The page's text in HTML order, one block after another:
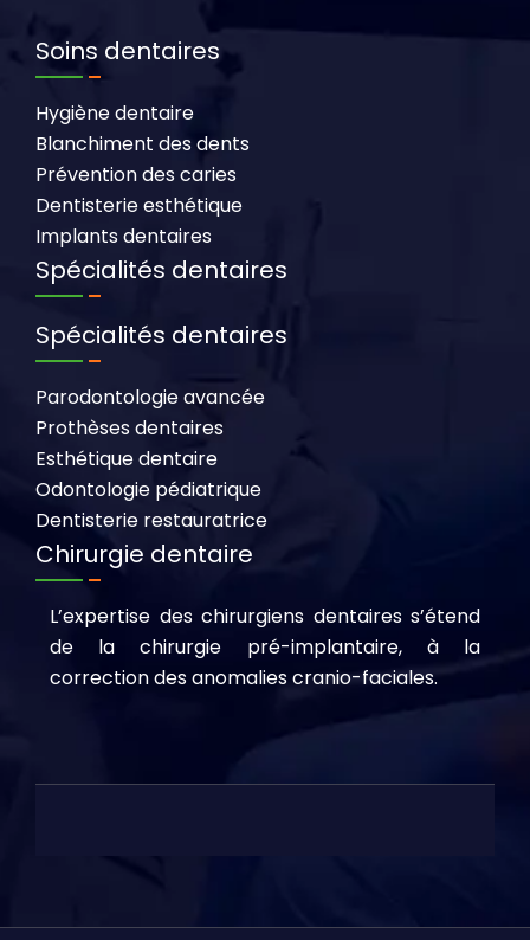
Soins dentaires
Hygiène dentaire
Blanchiment des dents
Prévention des caries
Dentisterie esthétique
Implants dentaires
Spécialités dentaires
Spécialités dentaires
Parodontologie avancée
Prothèses dentaires
Esthétique dentaire
Odontologie pédiatrique
Dentisterie restauratrice
Chirurgie dentaire
L’expertise des chirurgiens dentaires s’étend
de la chirurgie pré-implantaire, à la
correction des anomalies cranio-faciales.